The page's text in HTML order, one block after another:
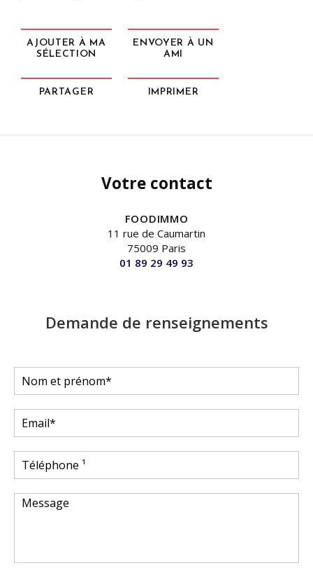
AJOUTER À MA
SÉLECTION
ENVOYER À UN
AMI
PARTAGER IMPRIMER
Votre contact
FOODIMMO
11 rue de Caumartin
75009 Paris
01 89 29 49 93
Demande de renseignements